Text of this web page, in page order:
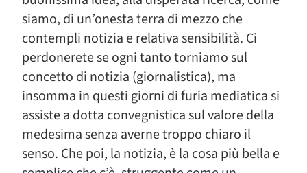
siamo, di un’onesta terra di mezzo che
contempli notizia e relativa sensibilità. Ci
perdonerete se ogni tanto torniamo sul
concetto di notizia (giornalistica), ma
insomma in questi giorni di furia mediatica si
assiste a dotta convegnistica sul valore della
medesima senza averne troppo chiaro il
senso. Che poi, la notizia, è la cosa più bella e